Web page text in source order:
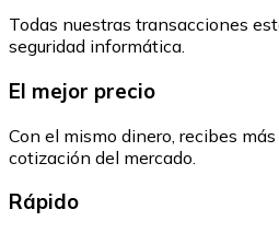
Todas nuestras transacciones
seguridad informática.
El mejor precio
Con el mismo dinero, recibes
cotización del mercado.
Rápido